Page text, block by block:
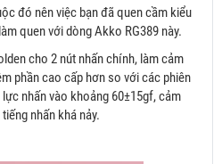
đó nên việc bạn đã quen cầm kiểu
quen với dòng Akko RG389 này.
cho 2 nút nhấn chính, làm cảm
phần cao cấp hơn so với các phiên
nhấn vào khoảng 60±15gf, cảm
nhấn khá nảy.